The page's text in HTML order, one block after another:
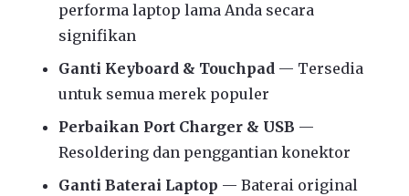
performa laptop lama Anda secara
signifikan
Ganti Keyboard & Touchpad — Tersedia
untuk semua merek populer
Perbaikan Port Charger & USB —
Resoldering dan penggantian konektor
Ganti Baterai Laptop — Baterai original